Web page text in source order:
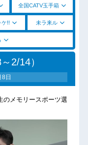
全国CATV玉手箱
ケ!! 未ラ来ル
2/14）
8日
のメモリースポーツ選